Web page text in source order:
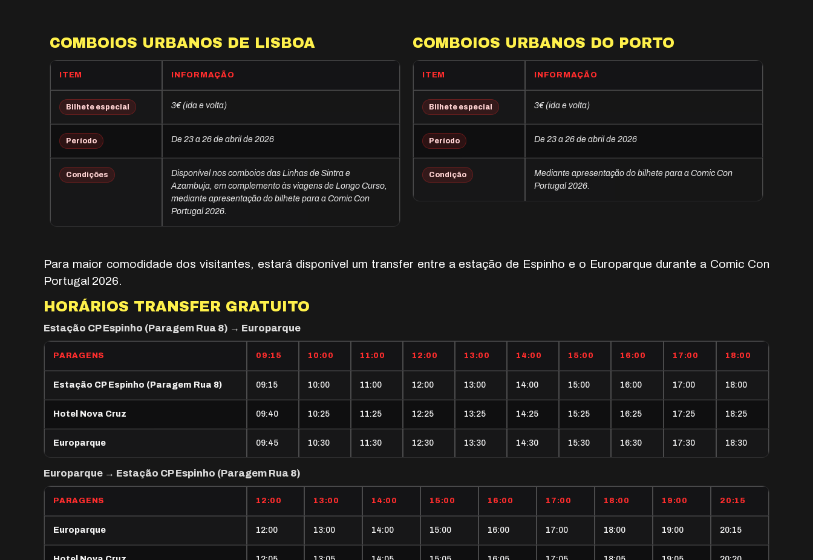
COMBOIOS URBANOS DE LISBOA
ITEM INFORMAÇÃO
Bilhete especial 3€ (ida e volta)
Período De 23 a 26 de abril de 2026
Condições
Disponível nos comboios das Linhas de Sintra e
Azambuja, em complemento às viagens de Longo Curso,
mediante apresentação do bilhete para a Comic Con
Portugal 2026.
COMBOIOS URBANOS DO PORTO
ITEM INFORMAÇÃO
Bilhete especial 3€ (ida e volta)
Período De 23 a 26 de abril de 2026
Condição
Mediante apresentação do bilhete para a Comic Con
Portugal 2026.
Para maior comodidade dos visitantes, estará disponível um transfer entre a estação de Espinho e o Europarque durante a Comic Con
Portugal 2026.
HORÁRIOS TRANSFER GRATUITO
Estação CP Espinho (Paragem Rua 8) → Europarque
PARAGENS 09:15 10:00 11:00 12:00 13:00 14:00 15:00 16:00 17:00 18:00
Estação CP Espinho (Paragem Rua 8) 09:15 10:00 11:00 12:00 13:00 14:00 15:00 16:00 17:00 18:00
Hotel Nova Cruz 09:40 10:25 11:25 12:25 13:25 14:25 15:25 16:25 17:25 18:25
Europarque 09:45 10:30 11:30 12:30 13:30 14:30 15:30 16:30 17:30 18:30
Europarque → Estação CP Espinho (Paragem Rua 8)
PARAGENS 12:00 13:00 14:00 15:00 16:00 17:00 18:00 19:00 20:15
Europarque 12:00 13:00 14:00 15:00 16:00 17:00 18:00 19:00 20:15